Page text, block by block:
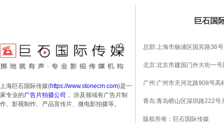
上海巨石国际传媒(https://www.stonecm.com)是一
家专业的广告片拍摄公司 ， 涉及领域有广告片制
作、影视制作、产品宣传片、微电影拍摄等。
巨石国
总部:上海市杨浦区国宾路36
北京:北京市建国门外大街一
广州:广州市天河北路908号高
青岛:青岛崂山区深圳路222
版权所有：巨石国际传媒